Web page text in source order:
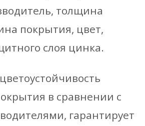
толщина
покрытия, цвет,
слоя цинка.
в сравнении с
гарантирует